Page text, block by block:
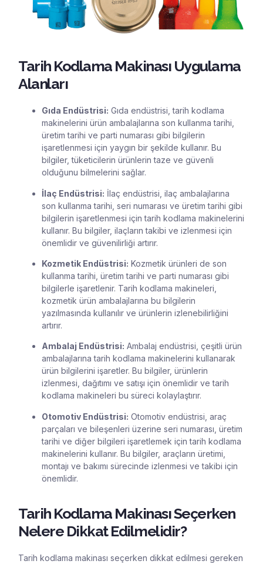
Tarih Kodlama Makinası Uygulama
Alanları
Gıda Endüstrisi: Gıda endüstrisi, tarih kodlama
makinelerini ürün ambalajlarına son kullanma tarihi,
üretim tarihi ve parti numarası gibi bilgilerin
işaretlenmesi için yaygın bir şekilde kullanır. Bu
bilgiler, tüketicilerin ürünlerin taze ve güvenli
olduğunu bilmelerini sağlar.
İlaç Endüstrisi: İlaç endüstrisi, ilaç ambalajlarına
son kullanma tarihi, seri numarası ve üretim tarihi gibi
bilgilerin işaretlenmesi için tarih kodlama makinelerini
kullanır. Bu bilgiler, ilaçların takibi ve izlenmesi için
önemlidir ve güvenilirliği artırır.
Kozmetik Endüstrisi: Kozmetik ürünleri de son
kullanma tarihi, üretim tarihi ve parti numarası gibi
bilgilerle işaretlenir. Tarih kodlama makineleri,
kozmetik ürün ambalajlarına bu bilgilerin
yazılmasında kullanılır ve ürünlerin izlenebilirliğini
artırır.
Ambalaj Endüstrisi: Ambalaj endüstrisi, çeşitli ürün
ambalajlarına tarih kodlama makinelerini kullanarak
ürün bilgilerini işaretler. Bu bilgiler, ürünlerin
izlenmesi, dağıtımı ve satışı için önemlidir ve tarih
kodlama makineleri bu süreci kolaylaştırır.
Otomotiv Endüstrisi: Otomotiv endüstrisi, araç
parçaları ve bileşenleri üzerine seri numarası, üretim
tarihi ve diğer bilgileri işaretlemek için tarih kodlama
makinelerini kullanır. Bu bilgiler, araçların üretimi,
montajı ve bakımı sürecinde izlenmesi ve takibi için
önemlidir.
Tarih Kodlama Makinası Seçerken
Nelere Dikkat Edilmelidir?
Tarih kodlama makinası seçerken dikkat edilmesi gereken